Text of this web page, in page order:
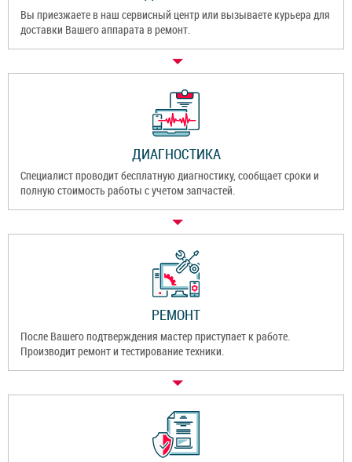
Вы приезжаете в наш сервисный центр или вызываете курьера для
доставки Вашего аппарата в ремонт.
ДИАГНОСТИКА
Специалист проводит бесплатную диагностику, сообщает сроки и
полную стоимость работы с учетом запчастей.
РЕМОНТ
После Вашего подтверждения мастер приступает к работе.
Производит ремонт и тестирование техники.